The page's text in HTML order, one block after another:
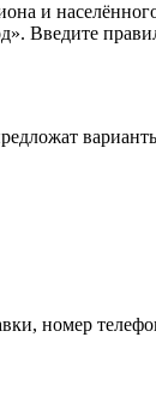
и
Введите
номер